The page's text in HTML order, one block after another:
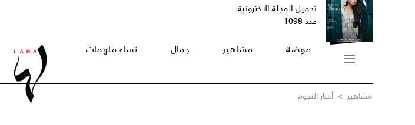
تحميل المجلة الاكترونية
عدد 1098
موضة مشاهير جمال نساء ملهمات
مشاهير > أخبار النجوم